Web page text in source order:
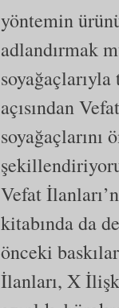
yöntemin
adlandırmak
açısından
soyağaçlarını
Vefat
kitabında da
önceki
İlanları, X